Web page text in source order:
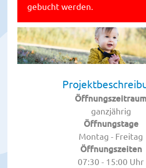
gebucht werden.
ganzjährig
Öffnungstage
Montag - Freitag
Öffnungszeiten
07:30 - 15:00 Uhr